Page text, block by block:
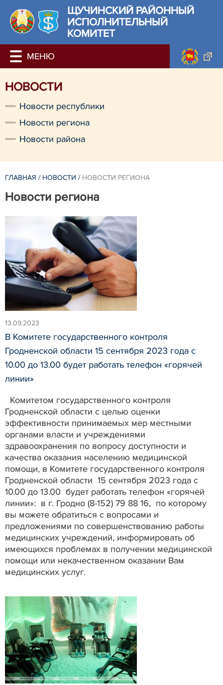
ЩУЧИНСКИЙ РАЙОННЫЙ
ИСПОЛНИТЕЛЬНЫЙ
КОМИТЕТ
НОВОСТИ
Новости республики
Новости региона
Новости района
ГЛАВНАЯ / НОВОСТИ / НОВОСТИ РЕГИОНА
Новости региона
13.09.2023
В Комитете государственного контроля
Гродненской области 15 сентября 2023 года с
10.00 до 13.00 будет работать телефон «горячей
линии»
Комитетом государственного контроля
Гродненской области с целью оценки
эффективности принимаемых мер местными
органами власти и учреждениями
здравоохранения по вопросу доступности и
качества оказания населению медицинской
помощи, в Комитете государственного контроля
Гродненской области 15 сентября 2023 года с
10.00 до 13.00 будет работать телефон «горячей
линии»: в г. Гродно (8-152) 79 88 16, по которому
вы можете обратиться с вопросами и
предложениями по совершенствованию работы
медицинских учреждений, информировать об
имеющихся проблемах в получении медицинской
помощи или некачественном оказании Вам
медицинских услуг.